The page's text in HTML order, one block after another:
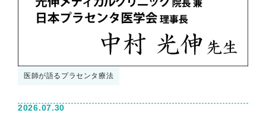
医師が語るプラセンタ療法
2026.07.30